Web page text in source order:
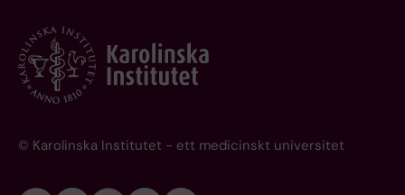
© Karolinska Institutet - ett medicinskt universitet